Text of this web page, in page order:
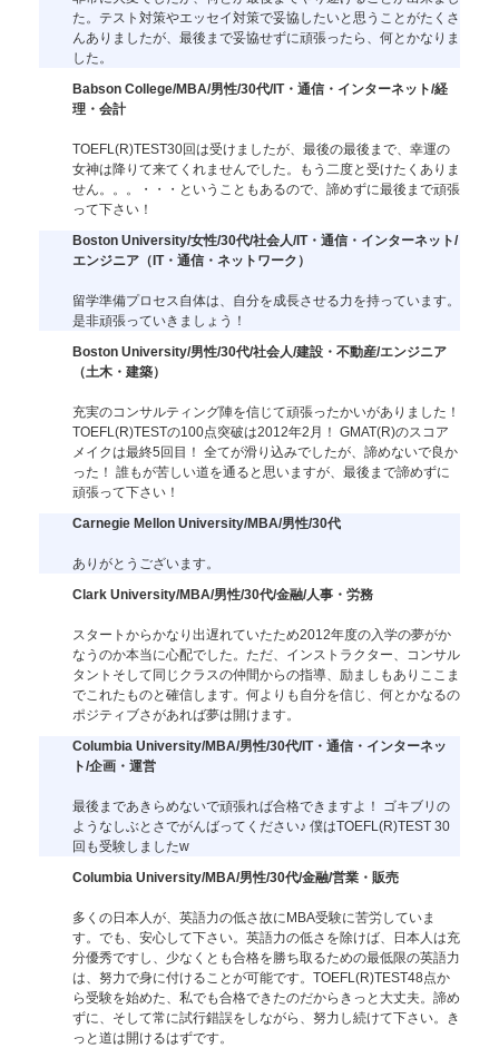
た。テスト対策やエッセイ対策で妥協したいと思うことがたくさ
んありましたが、最後まで妥協せずに頑張ったら、何とかなりま
した。
Babson College/MBA/男性/30代/IT・通信・インターネット/経
理・会計
TOEFL(R)TEST30回は受けましたが、最後の最後まで、幸運の
女神は降りて来てくれませんでした。もう二度と受けたくありま
せん。。。・・・ということもあるので、諦めずに最後まで頑張
って下さい！
Boston University/女性/30代/社会人/IT・通信・インターネット/
エンジニア（IT・通信・ネットワーク）
留学準備プロセス自体は、自分を成長させる力を持っています。
是非頑張っていきましょう！
Boston University/男性/30代/社会人/建設・不動産/エンジニア
（土木・建築）
充実のコンサルティング陣を信じて頑張ったかいがありました！
TOEFL(R)TESTの100点突破は2012年2月！ GMAT(R)のスコア
メイクは最終5回目！ 全てが滑り込みでしたが、諦めないで良か
った！ 誰もが苦しい道を通ると思いますが、最後まで諦めずに
頑張って下さい！
Carnegie Mellon University/MBA/男性/30代
ありがとうございます。
Clark University/MBA/男性/30代/金融/人事・労務
スタートからかなり出遅れていたため2012年度の入学の夢がか
なうのか本当に心配でした。ただ、インストラクター、コンサル
タントそして同じクラスの仲間からの指導、励ましもありここま
でこれたものと確信します。何よりも自分を信じ、何とかなるの
ポジティブさがあれば夢は開けます。
Columbia University/MBA/男性/30代/IT・通信・インターネッ
ト/企画・運営
最後まであきらめないで頑張れば合格できますよ！ ゴキブリの
ようなしぶとさでがんばってください♪ 僕はTOEFL(R)TEST 30
回も受験しましたw
Columbia University/MBA/男性/30代/金融/営業・販売
多くの日本人が、英語力の低さ故にMBA受験に苦労していま
す。でも、安心して下さい。英語力の低さを除けば、日本人は充
分優秀ですし、少なくとも合格を勝ち取るための最低限の英語力
は、努力で身に付けることが可能です。TOEFL(R)TEST48点か
ら受験を始めた、私でも合格できたのだからきっと大丈夫。諦め
ずに、そして常に試行錯誤をしながら、努力し続けて下さい。き
っと道は開けるはずです。